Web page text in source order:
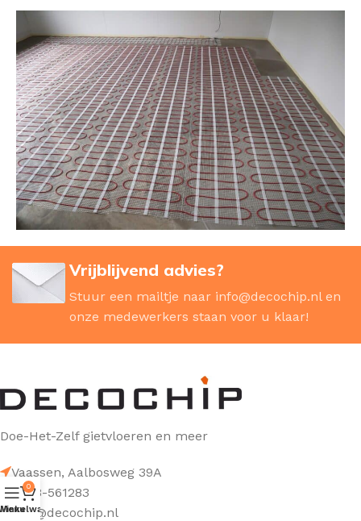
Vrijblijvend advies?
Stuur een mailtje naar info@decochip.nl en
onze medewerkers staan voor u klaar!
Doe-Het-Zelf gietvloeren en meer
Vaassen, Aalbosweg 39A
0578-561283
info@decochip.nl
Menu
0